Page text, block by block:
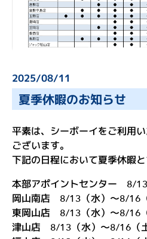
マ
を
売
る
ク
ル
マ
を
買
う
店
舗
2025/08/11
夏季休暇のお知らせ
平素は、シーボーイをご利用
ございます。
下記の日程において夏季休暇と
本部アポイントセンター 8/
岡山南店 8/13（水）〜8/16（
東岡山店 8/13（水）〜8/16（
津山店 8/13（水）〜8/16（土